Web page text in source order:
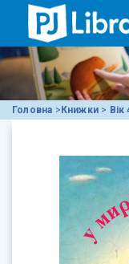
Головна >Книжки > Вік